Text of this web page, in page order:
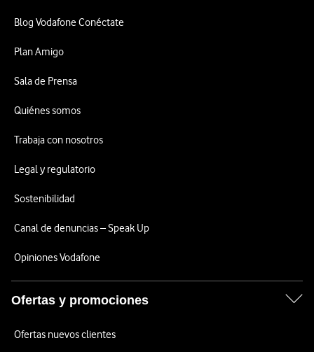
Blog Vodafone Conéctate
Plan Amigo
Sala de Prensa
Quiénes somos
Trabaja con nosotros
Legal y regulatorio
Sostenibilidad
Canal de denuncias – Speak Up
Opiniones Vodafone
Ofertas y promociones
Ofertas nuevos clientes